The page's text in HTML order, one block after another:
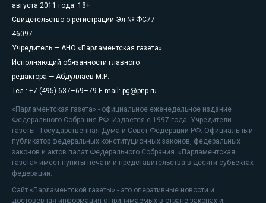
августа 2011 года. 18+
Свидетельство о регистрации Эл № ФС77-
46097
Учредитель — АНО «Парламентская газета»
Исполняющий обязанности главного
редактора — Абдуллаев М.Р.
Тел.: +7 (495) 637–69–79 E-mail: pg@pnp.ru
«Парламентская газета» - официальное еженедельное издание
Федерального Собрания РФ. Издается с 1997 года. Учредители
газеты - Государственная Дума и Совет Федерации РФ. Официальный
публикатор федеральных конституционных законов, федеральных
законов и актов палат Федерального Собрания. «Парламентская
газета» имеет пункты печати и представительства в десяти субъектах
федерации.
Сайт «Парламентской газеты» - это оперативные новости и
достоверная информация о принимаемых в стране законах и